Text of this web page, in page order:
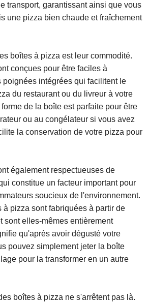
transport, garantissant ainsi que vous
une pizza bien chaude et fraîchement
boîtes à pizza est leur commodité.
conçues pour être faciles à
poignées intégrées qui facilitent le
du restaurant ou du livreur à votre
de la boîte est parfaite pour être
ou au congélateur si vous avez
la conservation de votre pizza pour
également respectueuses de
constitue un facteur important pour
soucieux de l'environnement.
à pizza sont fabriquées à partir de
sont elles-mêmes entièrement
qu'après avoir dégusté votre
pouvez simplement jeter la boîte
pour la transformer en un autre
boîtes à pizza ne s'arrêtent pas là.